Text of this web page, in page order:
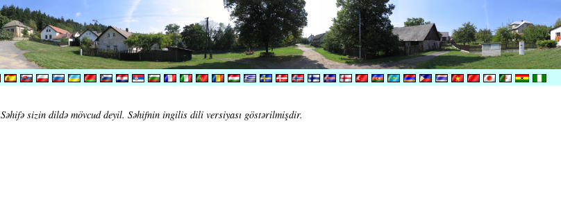
Səhifə sizin dildə mövcud deyil. Səhifnin ingilis dili versiyası göstərilmişdir.